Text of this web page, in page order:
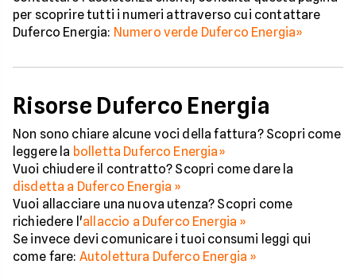
per scoprire tutti i numeri attraverso cui contattare
Duferco Energia: Numero verde Duferco Energia»
Risorse Duferco Energia
Non sono chiare alcune voci della fattura? Scopri come
leggere la bolletta Duferco Energia»
Vuoi chiudere il contratto? Scopri come dare la
disdetta a Duferco Energia »
Vuoi allacciare una nuova utenza? Scopri come
richiedere l'allaccio a Duferco Energia »
Se invece devi comunicare i tuoi consumi leggi qui
come fare: Autolettura Duferco Energia »